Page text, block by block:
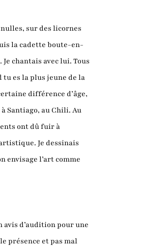
sur des licornes
la cadette boute-en-
chantais avec lui. Tous
tu es la plus jeune de la
différence d’âge,
Santiago, au Chili. Au
ont dû fuir à
Je dessinais
envisage l’art comme
d’audition pour une
présence et pas mal